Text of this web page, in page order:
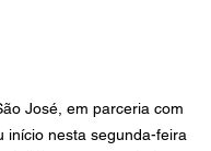
José, em parceria com
início nesta segunda-feira